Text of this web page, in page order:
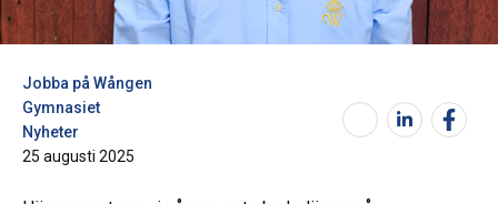
Jobba på Wången
Gymnasiet
Nyheter
25 augusti 2025